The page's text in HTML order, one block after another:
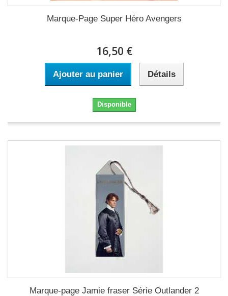
Marque-Page Super Héro Avengers
16,50 €
Ajouter au panier Détails
Disponible
Marque-page Jamie fraser Série Outlander 2